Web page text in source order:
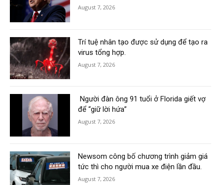
August 7, 2026
Trí tuệ nhân tạo được sử dụng để tạo ra
virus tổng hợp.
August 7, 2026
Người đàn ông 91 tuổi ở Florida giết vợ
để “giữ lời hứa”
August 7, 2026
Newsom công bố chương trình giảm giá
tức thì cho người mua xe điện lần đầu.
August 7, 2026